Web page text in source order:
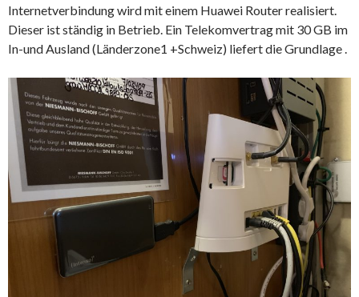
Internetverbindung wird mit einem Huawei Router realisiert.
Dieser ist ständig in Betrieb. Ein Telekomvertrag mit 30 GB im
In-und Ausland (Länderzone1 +Schweiz) liefert die Grundlage .